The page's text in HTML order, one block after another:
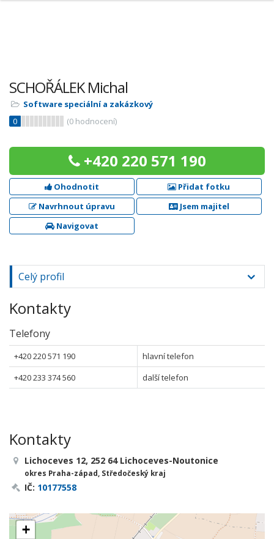
SCHOŘÁLEK Michal
Software speciální a zakázkový
0
(0 hodnocení)
+420 220 571 190
Ohodnotit
Přidat fotku
Navrhnout úpravu
Jsem majitel
Navigovat
Celý profil
Kontakty
Telefony
+420 220 571 190
hlavní telefon
+420 233 374 560
další telefon
Kontakty
Lichoceves 12, 252 64 Lichoceves-Noutonice
okres Praha-západ, Středočeský kraj
IČ: 10177558
+